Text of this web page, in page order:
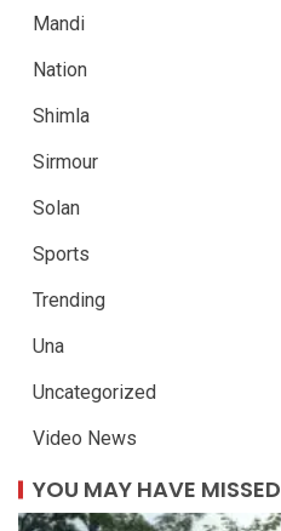
Mandi
Nation
Shimla
Sirmour
Solan
Sports
Trending
Una
Uncategorized
Video News
YOU MAY HAVE MISSED